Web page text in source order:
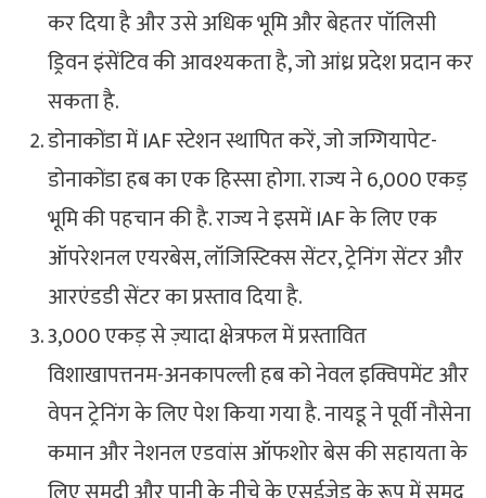
कर दिया है और उसे अधिक भूमि और बेहतर पॉलिसी
ड्रिवन इंसेंटिव की आवश्यकता है, जो आंध्र प्रदेश प्रदान कर
सकता है.
डोनाकोंडा में IAF स्टेशन स्थापित करें, जो जग्गियापेट-
डोनाकोंडा हब का एक हिस्सा होगा. राज्य ने 6,000 एकड़
भूमि की पहचान की है. राज्य ने इसमें IAF के लिए एक
ऑपरेशनल एयरबेस, लॉजिस्टिक्स सेंटर, ट्रेनिंग सेंटर और
आरएंडडी सेंटर का प्रस्ताव दिया है.
3,000 एकड़ से ज़्यादा क्षेत्रफल में प्रस्तावित
विशाखापत्तनम-अनकापल्ली हब को नेवल इक्विपमेंट और
वेपन ट्रेनिंग के लिए पेश किया गया है. नायडू ने पूर्वी नौसेना
कमान और नेशनल एडवांस ऑफशोर बेस की सहायता के